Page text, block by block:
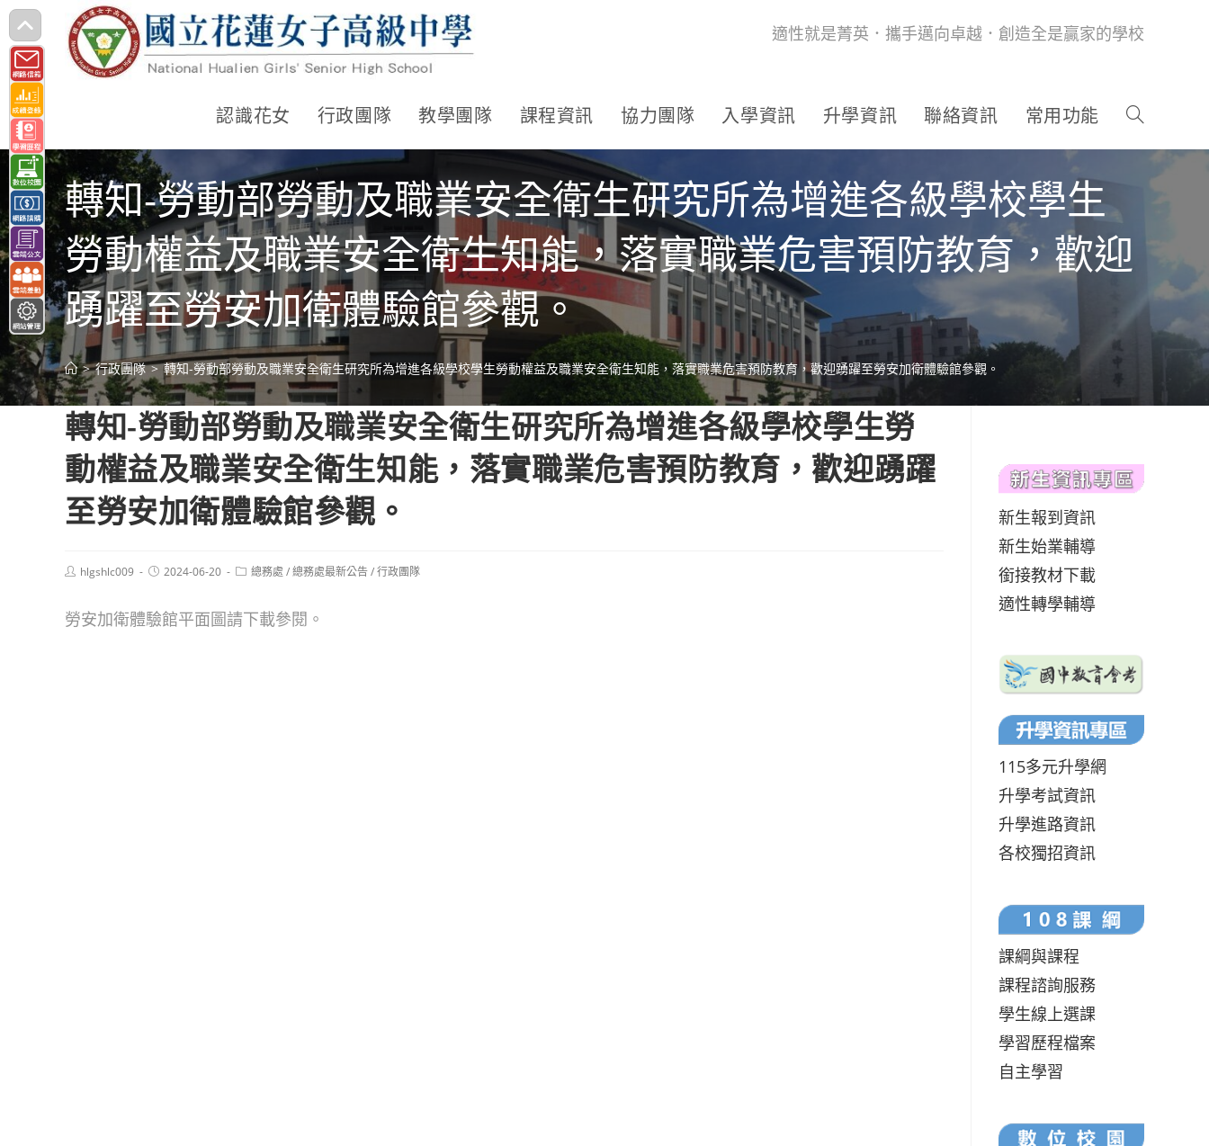
跳
轉
至
主
要
內
容
適性就是菁英．攜手邁向卓越．創造全是贏家的學校
認識花女 行政團隊 教學團隊 課程資訊 協力團隊 入學資訊 升學資訊 聯絡資訊 常用功能
轉知-勞動部勞動及職業安全衛生研究所為增進各級學校學生
勞動權益及職業安全衛生知能，落實職業危害預防教育，歡迎
踴躍至勞安加衛體驗館參觀。
> 行政團隊 > 轉知-勞動部勞動及職業安全衛生研究所為增進各級學校學生勞動權益及職業安全衛生知能，落實職業危害預防教育，歡迎踴躍至勞安加衛體驗館參觀。
轉知-勞動部勞動及職業安全衛生研究所為增進各級學校學生勞
動權益及職業安全衛生知能，落實職業危害預防教育，歡迎踴躍
至勞安加衛體驗館參觀。
Posthlgshlc009
Post2024-06-20
Post總務處 /總務處最新公告/行政團隊
勞安加衛體驗館平面圖請下載參閱。
新生報到資訊
新生始業輔導
銜接教材下載
適性轉學輔導
115多元升學網
升學考試資訊
升學進路資訊
各校獨招資訊
課綱與課程
課程諮詢服務
學生線上選課
學習歷程檔案
自主學習